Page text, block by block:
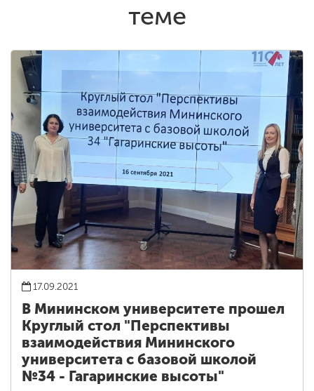
теме
17.09.2021
В Мининском университете прошел
Круглый стол "Перспективы
взаимодействия Мининского
университета с базовой школой
№34 - Гагаринские высоты"